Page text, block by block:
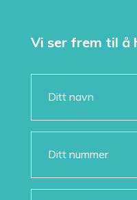
Vi ser frem til å